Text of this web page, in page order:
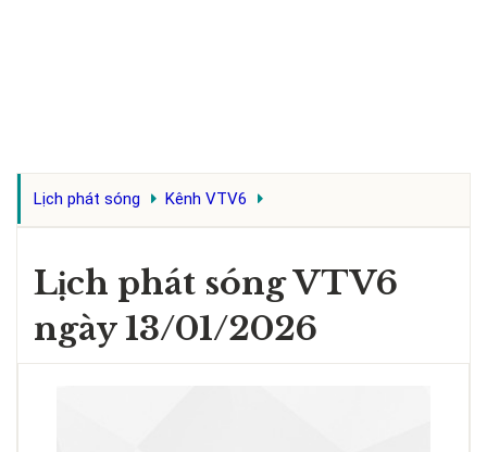
Lịch phát sóng Kênh VTV6
Lịch phát sóng VTV6
ngày 13/01/2026